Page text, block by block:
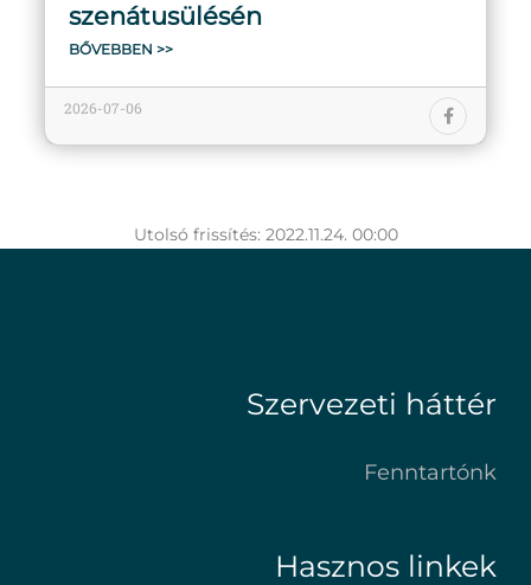
szenátusülésén
BŐVEBBEN >>
2026-07-06
Utolsó frissítés: 2022.11.24. 00:00
Szervezeti háttér
Fenntartónk
Hasznos linkek